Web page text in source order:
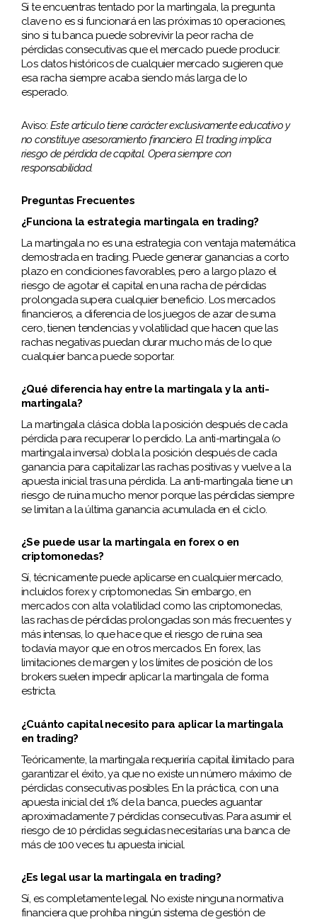
Si te encuentras tentado por la martingala, la pregunta
clave no es si funcionará en las próximas 10 operaciones,
sino si tu banca puede sobrevivir la peor racha de
pérdidas consecutivas que el mercado puede producir.
Los datos históricos de cualquier mercado sugieren que
esa racha siempre acaba siendo más larga de lo
esperado.
Aviso: Este artículo tiene carácter exclusivamente educativo y
no constituye asesoramiento financiero. El trading implica
riesgo de pérdida de capital. Opera siempre con
responsabilidad.
Preguntas Frecuentes
¿Funciona la estrategia martingala en trading?
La martingala no es una estrategia con ventaja matemática
demostrada en trading. Puede generar ganancias a corto
plazo en condiciones favorables, pero a largo plazo el
riesgo de agotar el capital en una racha de pérdidas
prolongada supera cualquier beneficio. Los mercados
financieros, a diferencia de los juegos de azar de suma
cero, tienen tendencias y volatilidad que hacen que las
rachas negativas puedan durar mucho más de lo que
cualquier banca puede soportar.
¿Qué diferencia hay entre la martingala y la anti-
martingala?
La martingala clásica dobla la posición después de cada
pérdida para recuperar lo perdido. La anti-martingala (o
martingala inversa) dobla la posición después de cada
ganancia para capitalizar las rachas positivas y vuelve a la
apuesta inicial tras una pérdida. La anti-martingala tiene un
riesgo de ruina mucho menor porque las pérdidas siempre
se limitan a la última ganancia acumulada en el ciclo.
¿Se puede usar la martingala en forex o en
criptomonedas?
Sí, técnicamente puede aplicarse en cualquier mercado,
incluidos forex y criptomonedas. Sin embargo, en
mercados con alta volatilidad como las criptomonedas,
las rachas de pérdidas prolongadas son más frecuentes y
más intensas, lo que hace que el riesgo de ruina sea
todavía mayor que en otros mercados. En forex, las
limitaciones de margen y los límites de posición de los
brokers suelen impedir aplicar la martingala de forma
estricta.
¿Cuánto capital necesito para aplicar la martingala
en trading?
Teóricamente, la martingala requeriría capital ilimitado para
garantizar el éxito, ya que no existe un número máximo de
pérdidas consecutivas posibles. En la práctica, con una
apuesta inicial del 1% de la banca, puedes aguantar
aproximadamente 7 pérdidas consecutivas. Para asumir el
riesgo de 10 pérdidas seguidas necesitarías una banca de
más de 100 veces tu apuesta inicial.
¿Es legal usar la martingala en trading?
Sí, es completamente legal. No existe ninguna normativa
financiera que prohíba ningún sistema de gestión de